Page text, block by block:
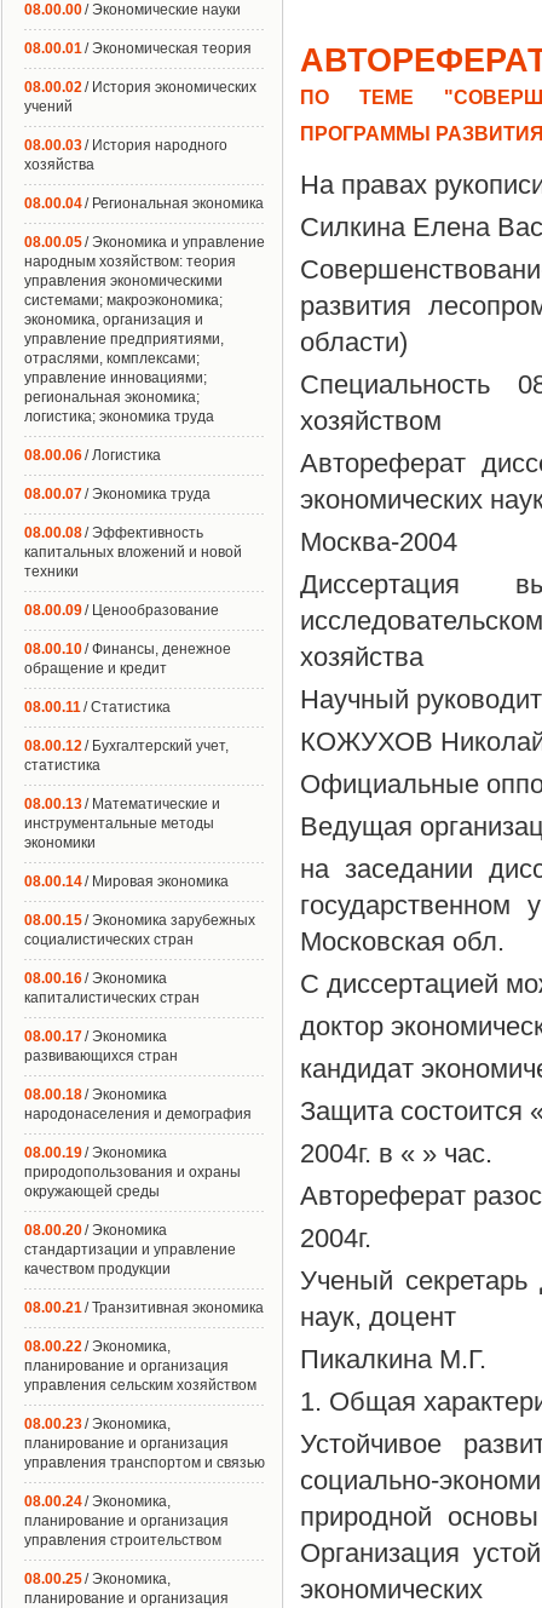
ПО ТЕМЕ
ПРОГРАММЫ
На правах
Силкина Елена
развития
области)
Специальность
хозяйством
Автореферат
экономических
Москва-2004
Диссертация
хозяйства
Научный
КОЖУХОВ
Официальные
Ведущая
на заседании
Московская обл.
С диссертацией
доктор
кандидат
Защита состоится
2004г. в « » час.
Автореферат
2004г.
Ученый секретарь
наук, доцент
Пикалкина М.Г.
1. Общая
Устойчивое
социально-
природной
Организация
08.00.00/ Экономические науки
08.00.01/ Экономическая теория
08.00.02/ История экономических
учений
08.00.03/ История народного
хозяйства
08.00.04/ Региональная экономика
08.00.05/ Экономика и управление
народным хозяйством: теория
управления экономическими
системами; макроэкономика;
экономика, организация и
управление предприятиями,
отраслями, комплексами;
управление инновациями;
региональная экономика;
логистика; экономика труда
08.00.06/ Логистика
08.00.07/ Экономика труда
08.00.08/ Эффективность
капитальных вложений и новой
техники
08.00.09/ Ценообразование
08.00.10/ Финансы, денежное
обращение и кредит
08.00.11/ Статистика
08.00.12/ Бухгалтерский учет,
статистика
08.00.13/ Математические и
инструментальные методы
экономики
08.00.14/ Мировая экономика
08.00.15/ Экономика зарубежных
социалистических стран
08.00.16/ Экономика
капиталистических стран
08.00.17/ Экономика
развивающихся стран
08.00.18/ Экономика
народонаселения и демография
08.00.19/ Экономика
природопользования и охраны
окружающей среды
08.00.20/ Экономика
стандартизации и управление
качеством продукции
08.00.21/ Транзитивная экономика
08.00.22/ Экономика,
планирование и организация
управления сельским хозяйством
08.00.23/ Экономика,
планирование и организация
управления транспортом и связью
08.00.24/ Экономика,
планирование и организация
управления строительством
08.00.25/ Экономика,
планирование и организация